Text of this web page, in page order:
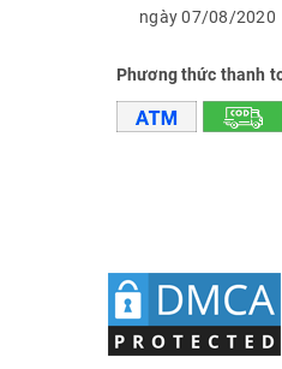
ngày 07/08/2020
Phương thức thanh